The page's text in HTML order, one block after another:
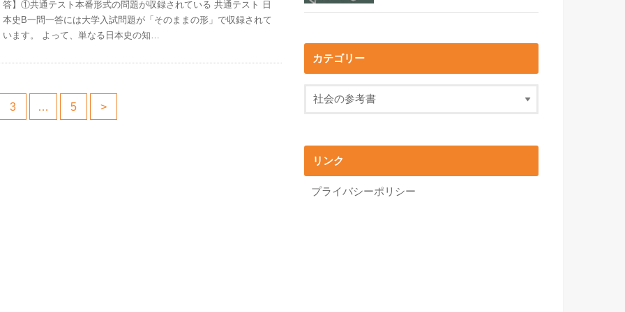
答】①共通テスト本番形式の問題が収録されている 共通テスト 日
本史B一問一答には大学入試問題が「そのままの形」で収録されて
います。 よって、単なる日本史の知…
3 … 5 >
カテゴリー
リンク
プライバシーポリシー